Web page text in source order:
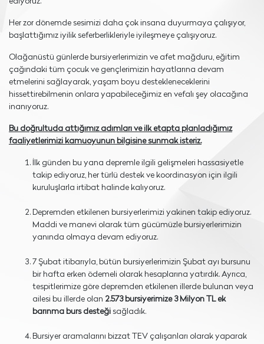
Her zor dönemde sesimizi daha çok insana duyurmaya çalışıyor,
başlattığımız iyilik seferberlikleriyle iyileşmeye çalışıyoruz.
Olağanüstü günlerde bursiyerlerimizin ve afet mağduru, eğitim
çağındaki tüm çocuk ve gençlerimizin hayatlarına devam
etmelerini sağlayarak, yaşam boyu destekleneceklerini
hissettirebilmenin onlara yapabileceğimiz en vefalı şey olacağına
inanıyoruz.
Bu doğrultuda attığımız adımları ve ilk etapta planladığımız
faaliyetlerimizi kamuoyunun bilgisine sunmak isteriz.
İlk günden bu yana depremle ilgili gelişmeleri hassasiyetle
takip ediyoruz, her türlü destek ve koordinasyon için ilgili
kuruluşlarla irtibat halinde kalıyoruz.
Depremden etkilenen bursiyerlerimizi yakinen takip ediyoruz.
Maddi ve manevi olarak tüm gücümüzle bursiyerlerimizin
yanında olmaya devam ediyoruz.
7 Şubat itibarıyla, bütün bursiyerlerimizin Şubat ayı bursunu
bir hafta erken ödemeli olarak hesaplarına yatırdık. Ayrıca,
tespitlerimize göre depremden etkilenen illerde bulunan veya
ailesi bu illerde olan 2.573 bursiyerimize 3 Milyon TL ek
barınma burs desteği sağladık.
Bursiyer aramalarını bizzat TEV çalışanları olarak yaparak